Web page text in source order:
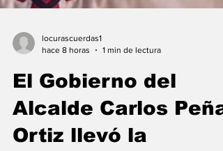
hace 8 horas
1 min de lectura
El Gobierno del
Alcalde Carlos Peña